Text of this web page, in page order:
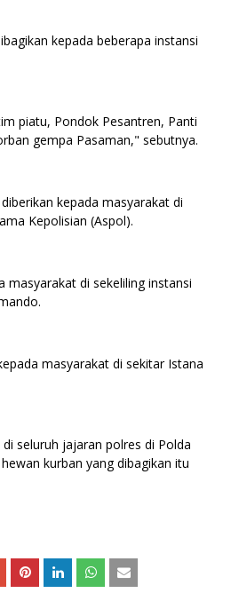
kepada beberapa instansi
piatu, Pondok Pesantren, Panti
gempa Pasaman," sebutnya.
kepada masyarakat di
Kepolisian (Aspol).
di sekeliling instansi
masyarakat di sekitar Istana
seluruh jajaran polres di Polda
kurban yang dibagikan itu